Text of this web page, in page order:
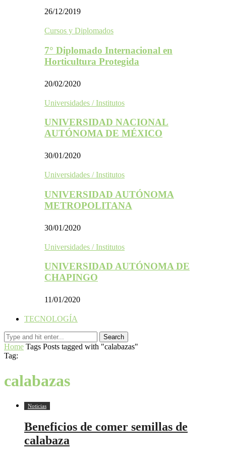
26/12/2019
Cursos y Diplomados
7° Diplomado Internacional en
Horticultura Protegida
20/02/2020
Universidades / Institutos
UNIVERSIDAD NACIONAL
AUTÓNOMA DE MÉXICO
30/01/2020
Universidades / Institutos
UNIVERSIDAD AUTÓNOMA
METROPOLITANA
30/01/2020
Universidades / Institutos
UNIVERSIDAD AUTÓNOMA DE
CHAPINGO
11/01/2020
TECNOLOGÍA
Home Tags Posts tagged with "calabazas"
Tag:
calabazas
Noticias
Beneficios de comer semillas de
calabaza